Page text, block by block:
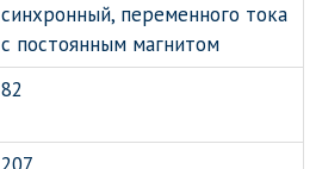
синхронный, переменного тока
с постоянным магнитом
82